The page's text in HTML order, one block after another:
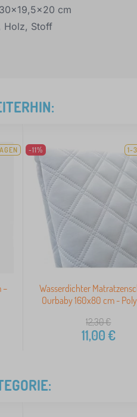
cm
Holz, Stoff
–
-11% 1-
Wasserdichter
Ourbaby 160x80 cm -
12,30€
11,00€